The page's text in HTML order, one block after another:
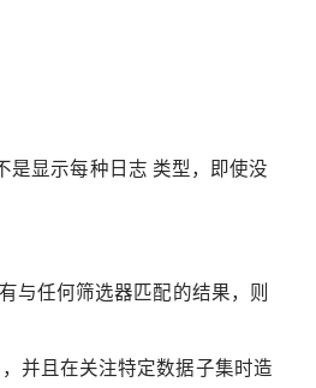
是显示每种日志 类型，即使没
与任何筛选器匹配的结果，则
并且在关注特定数据子集时造